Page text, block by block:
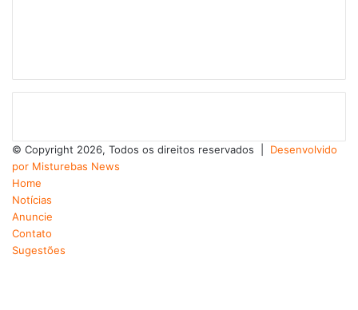
© Copyright 2026, Todos os direitos reservados | Desenvolvido
por Misturebas News
Home
Notícias
Anuncie
Contato
Sugestões